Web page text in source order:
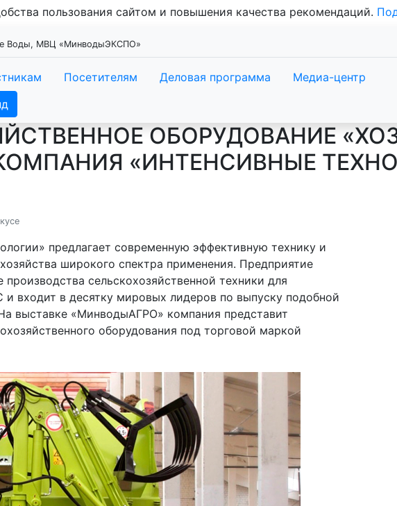
пользования сайтом и повышения качества рекомендаций.
Воды, МВЦ «МинводыЭКСПО»
Посетителям Деловая программа
Медиа-центр
ОБОРУДОВАНИЕ
«ИНТЕНСИВНЫЕ
предлагает современную эффективную технику и
широкого спектра применения. Предприятие
сельскохозяйственной техники для
входит в десятку мировых лидеров по выпуску подобной
выставке «МинводыАГРО» компания представит
оборудования под торговой маркой